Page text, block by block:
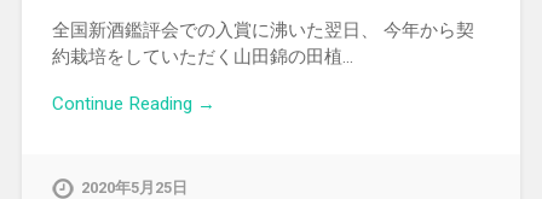
全国新酒鑑評会での入賞に沸いた翌日、 今年から契
約栽培をしていただく山田錦の田植…
Continue Reading →
2020年5月25日